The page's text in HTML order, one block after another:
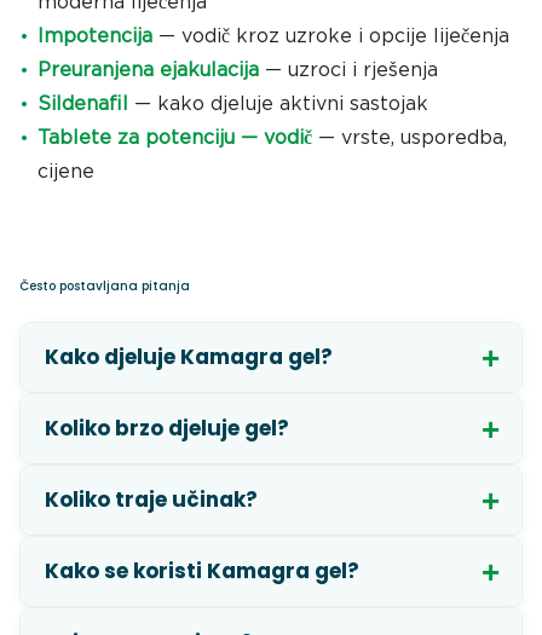
Impotencija — vodič kroz uzroke i opcije liječenja
Preuranjena ejakulacija — uzroci i rješenja
Sildenafil
— kako djeluje aktivni sastojak
Tablete za potenciju — vodič — vrste, usporedba,
cijene
Često postavljana pitanja
Kako djeluje Kamagra gel?
Koliko brzo djeluje gel?
Koliko traje učinak?
Kako se koristi Kamagra gel?